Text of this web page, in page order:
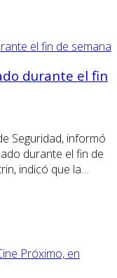
durante el fin
Seguridad, informó
durante el fin de
indicó que la…